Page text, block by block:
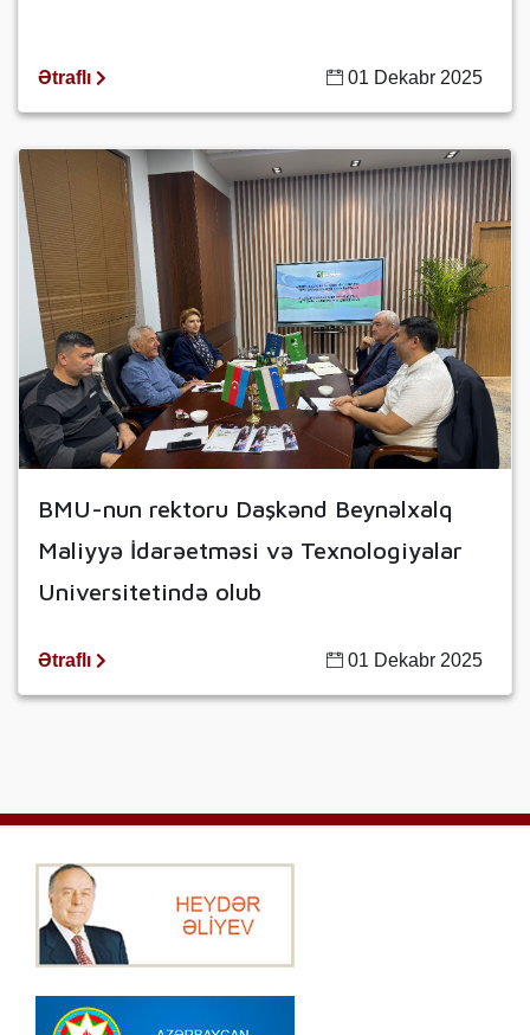
Ətraflı 01 Dekabr 2025
BMU-nun rektoru Daşkənd Beynəlxalq
Maliyyə İdarəetməsi və Texnologiyalar
Universitetində olub
Ətraflı 01 Dekabr 2025